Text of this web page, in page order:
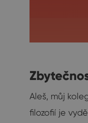
Aleš, můj
filozofií je